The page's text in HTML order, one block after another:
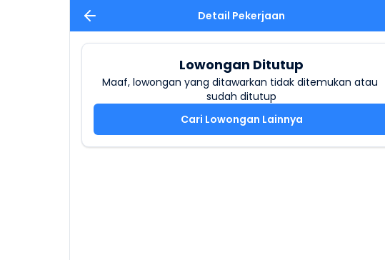
Detail Pekerjaan
Lowongan Ditutup
Maaf, lowongan yang ditawarkan tidak ditemukan atau
sudah ditutup
Cari Lowongan Lainnya